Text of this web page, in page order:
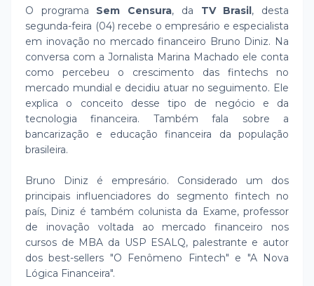
O programa Sem Censura, da TV Brasil, desta
segunda-feira (04) recebe o empresário e especialista
em inovação no mercado financeiro Bruno Diniz. Na
conversa com a Jornalista Marina Machado ele conta
como percebeu o crescimento das fintechs no
mercado mundial e decidiu atuar no seguimento. Ele
explica o conceito desse tipo de negócio e da
tecnologia financeira. Também fala sobre a
bancarização e educação financeira da população
brasileira.
Bruno Diniz é empresário. Considerado um dos
principais influenciadores do segmento fintech no
país, Diniz é também colunista da Exame, professor
de inovação voltada ao mercado financeiro nos
cursos de MBA da USP ESALQ, palestrante e autor
dos best-sellers "O Fenômeno Fintech" e "A Nova
Lógica Financeira".